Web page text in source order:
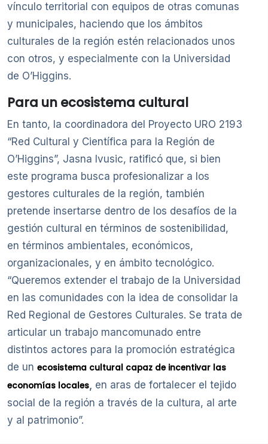
vínculo territorial con equipos de otras comunas
y municipales, haciendo que los ámbitos
culturales de la región estén relacionados unos
con otros, y especialmente con la Universidad
de O’Higgins.
Para un ecosistema cultural
En tanto, la coordinadora del Proyecto URO 2193
“Red Cultural y Científica para la Región de
O’Higgins”, Jasna Ivusic, ratificó que, si bien
este programa busca profesionalizar a los
gestores culturales de la región, también
pretende insertarse dentro de los desafíos de la
gestión cultural en términos de sostenibilidad,
en términos ambientales, económicos,
organizacionales, y en ámbito tecnológico.
“Queremos extender el trabajo de la Universidad
en las comunidades con la idea de consolidar la
Red Regional de Gestores Culturales. Se trata de
articular un trabajo mancomunado entre
distintos actores para la promoción estratégica
de un ecosistema cultural capaz de incentivar las
economías locales, en aras de fortalecer el tejido
social de la región a través de la cultura, al arte
y al patrimonio”.